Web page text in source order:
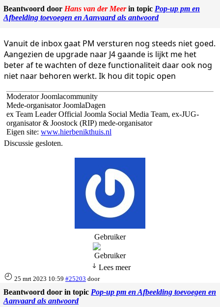
Beantwoord door Hans van der Meerin topic Pop-up pm en
Afbeelding toevoegen en Aanvaard als antwoord
Vanuit de inbox gaat PM versturen nog steeds niet goed.
Aangezien de upgrade naar J4 gaande is lijkt me het
beter af te wachten of deze functionaliteit daar ook nog
niet naar behoren werkt. Ik hou dit topic open
Moderator Joomlacommunity
Mede-organisator JoomlaDagen
ex Team Leader Official Joomla Social Media Team, ex-JUG-
organisator & Joostock (RIP) mede-organisator
Eigen site: www.hierbenikthuis.nl
Discussie gesloten.
Gebruiker
Lees meer
25 mrt 2023 10:59 #25203 door
Beantwoord door in topic Pop-up pm en Afbeelding toevoegen en
Aanvaard als antwoord